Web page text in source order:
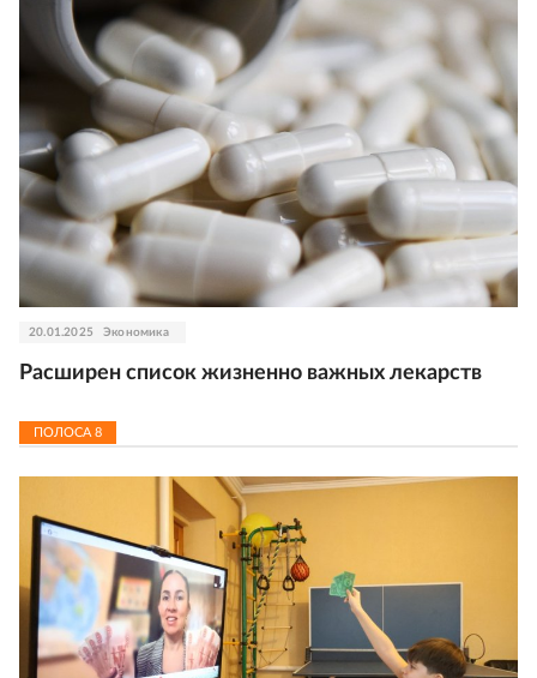
20.01.2025 Экономика
Расширен список жизненно важных лекарств
ПОЛОСА8